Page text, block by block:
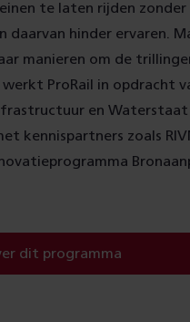
te laten rijden
daarvan hinder ervaren.
manieren om de
werkt ProRail in opdracht
en Waterstaat
kennispartners zoals
dit programma